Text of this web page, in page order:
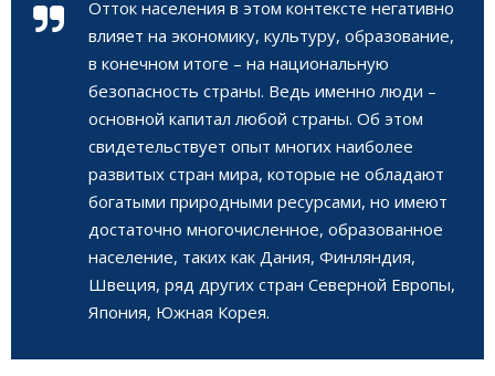
Отток населения в этом контексте негативно
влияет на экономику, культуру, образование,
в конечном итоге – на национальную
безопасность страны. Ведь именно люди –
основной капитал любой страны. Об этом
свидетельствует опыт многих наиболее
развитых стран мира, которые не обладают
богатыми природными ресурсами, но имеют
достаточно многочисленное, образованное
население, таких как Дания, Финляндия,
Швеция, ряд других стран Северной Европы,
Япония, Южная Корея.